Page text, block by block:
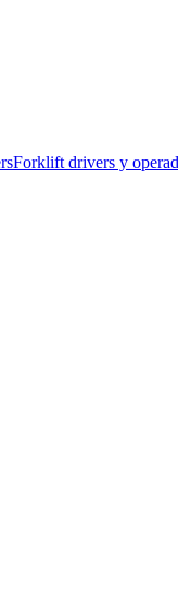
Forklift drivers y